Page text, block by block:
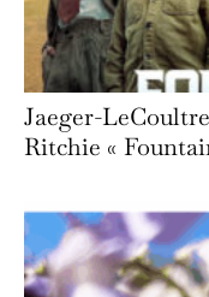
Jaeger-
Ritchie «